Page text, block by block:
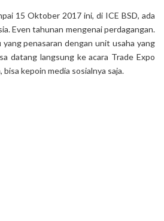
15 Oktober 2017 ini, di ICE BSD, ada
Even tahunan mengenai perdagangan.
yang penasaran dengan unit usaha yang
datang langsung ke acara Trade Expo
kepoin media sosialnya saja.